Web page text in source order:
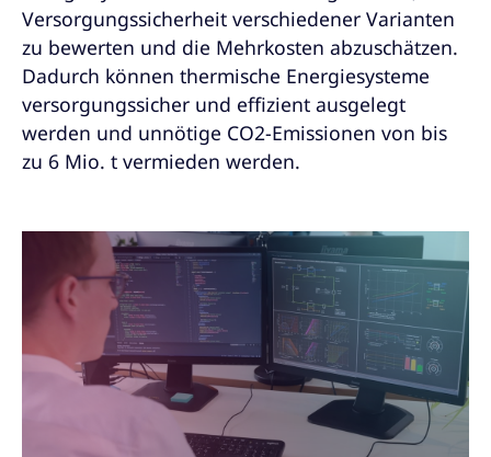
Versorgungssicherheit verschiedener Varianten
zu bewerten und die Mehrkosten abzuschätzen.
Dadurch können thermische Energiesysteme
versorgungssicher und effizient ausgelegt
werden und unnötige CO2-Emissionen von bis
zu 6 Mio. t vermieden werden.